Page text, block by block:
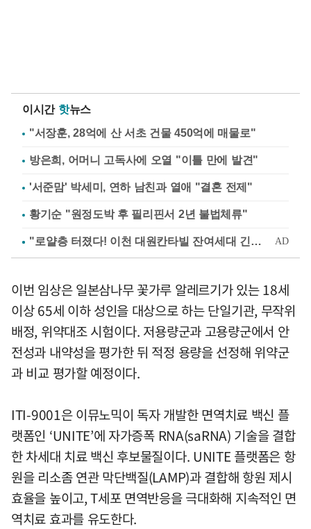
이시간 핫뉴스
"서장훈, 28억에 산 서초 건물 450억에 매물로"
방은희, 어머니 고독사에 오열 "이틀 만에 발견"
'서준맘' 박세미, 연하 남친과 열애 "결혼 전제"
황기순 "원정도박 후 필리핀서 2년 불법체류"
이번 임상은 일본삼나무 꽃가루 알레르기가 있는 18세
이상 65세 이하 성인을 대상으로 하는 단일기관, 무작위
배정, 위약대조 시험이다. 저용량군과 고용량군에서 안
전성과 내약성을 평가한 뒤 적정 용량을 선정해 위약군
과 비교 평가할 예정이다.
ITI-9001은 이뮤노믹이 독자 개발한 면역치료 백신 플
랫폼인 ‘UNITE’에 자가증폭 RNA(saRNA) 기술을 결합
한 차세대 치료 백신 후보물질이다. UNITE 플랫폼은 항
원을 리소좀 연관 막단백질(LAMP)과 결합해 항원 제시
효율을 높이고, T세포 면역반응을 극대화해 지속적인 면
역치료 효과를 유도한다.